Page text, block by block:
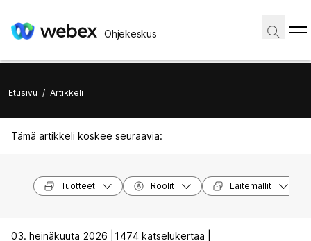
Ohjekeskus
Etusivu / Artikkeli
Tämä artikkeli koskee seuraavia:
Tuotteet Roolit Laitemallit
03. heinäkuuta 2026 |
1474 katselukertaa |